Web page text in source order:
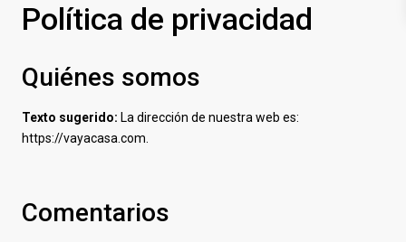
Política de privacidad
Quiénes somos
Texto sugerido: La dirección de nuestra web es:
https://vayacasa.com.
Comentarios